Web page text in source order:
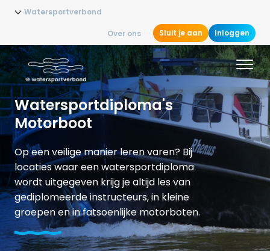
Watersportverbond
Over ons Sluit je aan Inloggen
Watersportdiploma's
Motorboot
Op een veilige manier leren varen? Bij
locaties waar een watersportdiploma
wordt uitgegeven krijg je altijd les van
gediplomeerde instructeurs, in kleine
groepen en in fatsoenlijke motorboten.